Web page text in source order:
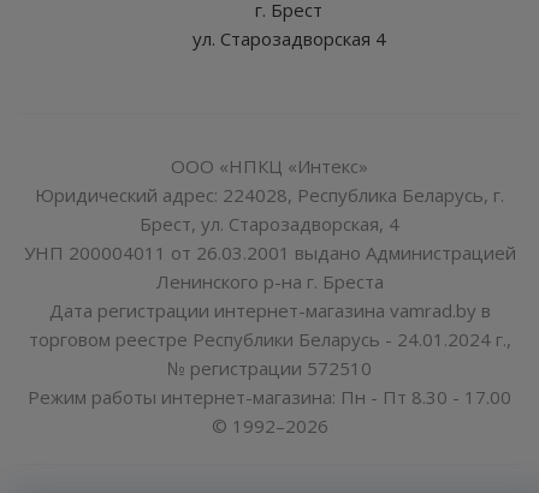
г. Брест
ул. Старозадворская 4
ООО «НПКЦ «Интекс»
Юридический адрес: 224028, Республика Беларусь, г.
Брест, ул. Старозадворская, 4
УНП 200004011 от 26.03.2001 выдано Администрацией
Ленинского р-на г. Бреста
Дата регистрации интернет-магазина vamrad.by в
торговом реестре Республики Беларусь - 24.01.2024 г.,
№ регистрации 572510
Режим работы интернет-магазина: Пн - Пт 8.30 - 17.00
© 1992–2026